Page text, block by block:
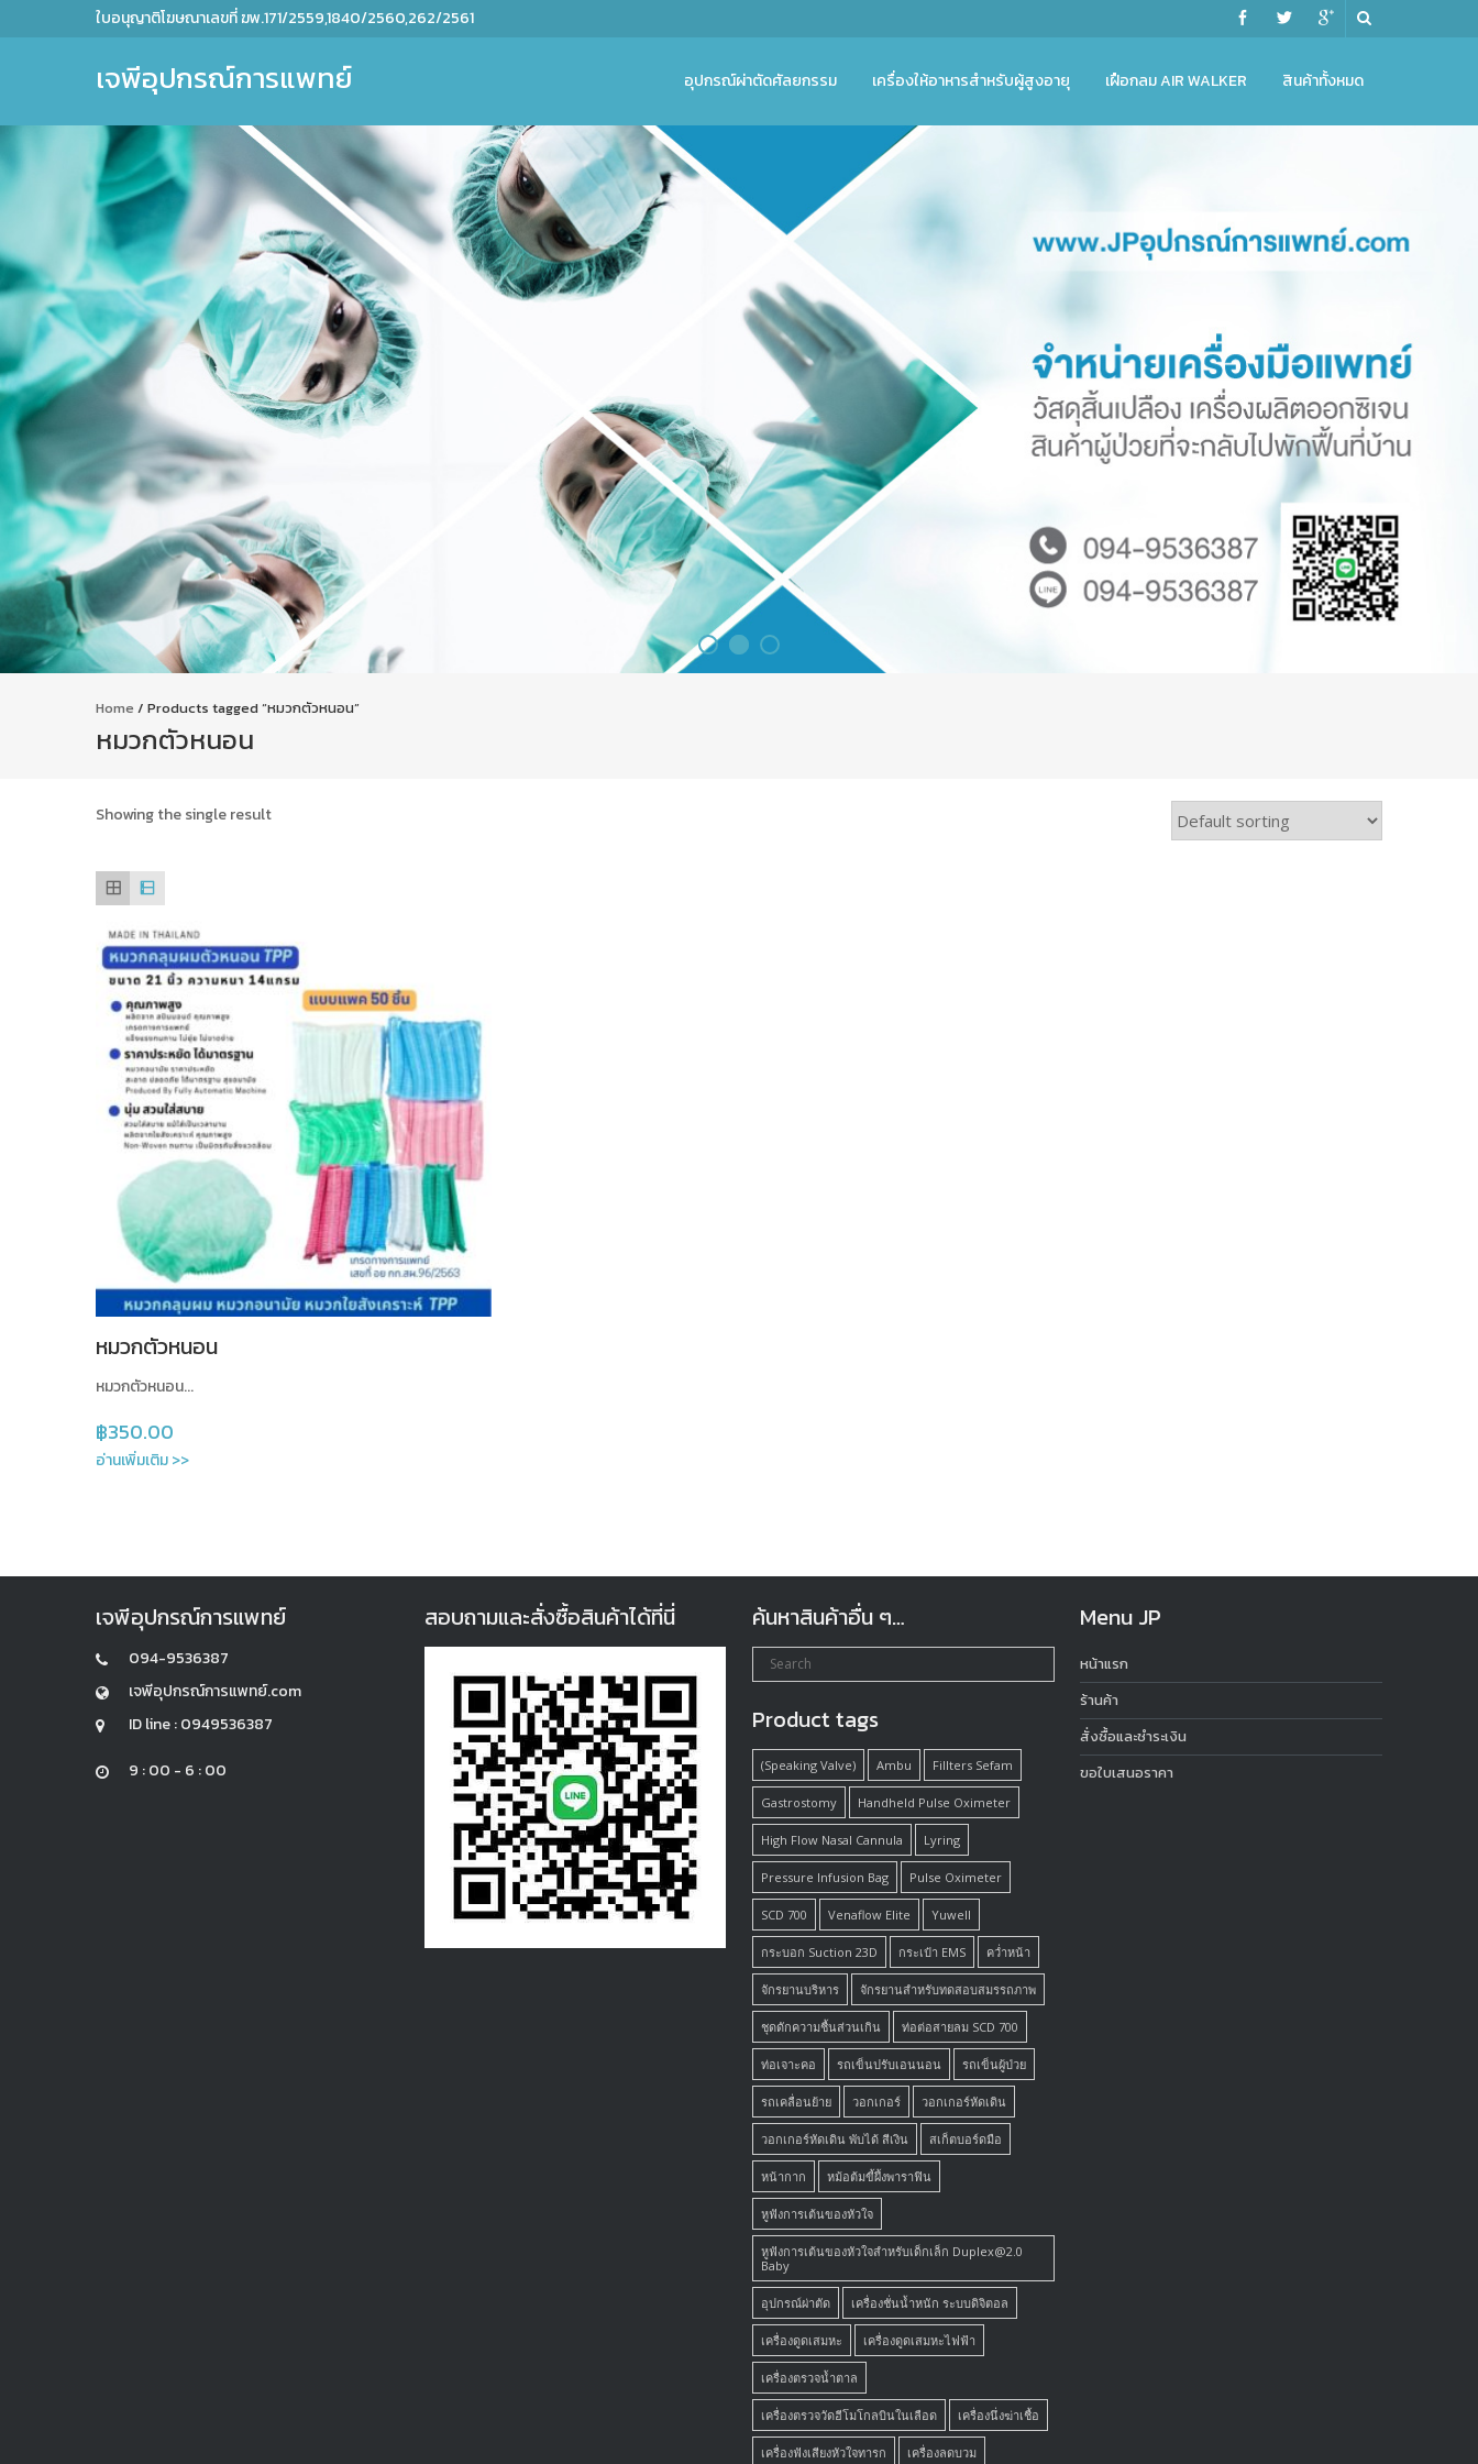
ใบอนุญาติโฆษณาเลขที่ ฆพ.171/2559,1840/2560,262/2561
เจพีอุปกรณ์การแพทย์ อุปกรณ์ผ่าตัดศัลยกรรม เครื่องให้อาหารสำหรับผู้สูงอายุ เฝือกลม AIR WALKER สินค้าทั้งหมด
Home / Products tagged “หมวกตัวหนอน”
หมวกตัวหนอน
Showing the single result
หมวกตัวหนอน
หมวกตัวหนอน...
฿350.00
อ่านเพิ่มเติม >>
เจพีอุปกรณ์การแพทย์
094-9536387
เจพีอุปกรณ์การแพทย์.com
ID line : 0949536387
9 : 00 - 6 : 00
สอบถามและสั่งซื้อสินค้าได้ที่นี่ ค้นหาสินค้าอื่น ๆ…
Product tags
(Speaking Valve) Ambu Fillters Sefam
Gastrostomy Handheld Pulse Oximeter
High Flow Nasal Cannula Lyring
Pressure Infusion Bag Pulse Oximeter
SCD 700 Venaflow Elite Yuwell
กระบอก Suction 23D กระเป๋า EMS คว่ำหน้า
จักรยานบริหาร จักรยานสำหรับทดสอบสมรรถภาพ
ชุดดักความชื้นส่วนเกิน ท่อต่อสายลม SCD 700
ท่อเจาะคอ รถเข็นปรับเอนนอน รถเข็นผู้ป่วย
รถเคลื่อนย้าย วอกเกอร์ วอกเกอร์หัดเดิน
วอกเกอร์หัดเดิน พับได้ สีเงิน สเก็ตบอร์ดมือ
หน้ากาก หม้อต้มขี้ผึ้งพาราฟิน
หูฟังการเต้นของหัวใจ
หูฟังการเต้นของหัวใจสำหรับเด็กเล็ก Duplex@2.0
Baby
อุปกรณ์ผ่าตัด เครื่องชั่นน้ำหนัก ระบบดิจิตอล
เครื่องดูดเสมหะ เครื่องดูดเสมหะไฟฟ้า
เครื่องตรวจน้ำตาล
เครื่องตรวจวัดฮีโมโกลบินในเลือด เครื่องนึ่งฆ่าเชื้อ
เครื่องฟังเสียงหัวใจทารก เครื่องลดบวม
Menu JP
หน้าแรก
ร้านค้า
สั่งซื้อและชำระเงิน
ขอใบเสนอราคา